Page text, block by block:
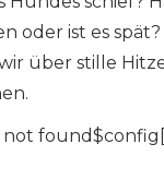
oder ist es
über stille